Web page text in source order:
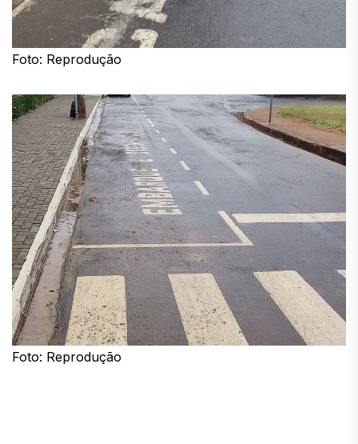
Foto: Reprodução
Foto: Reprodução